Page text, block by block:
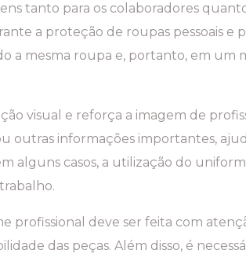
tanto para os colaboradores
a proteção de roupas pessoais e
a mesma roupa e, portanto, em um
visual e reforça a imagem de
outras informações importantes,
alguns casos, a utilização do
profissional deve ser feita com
das peças. Além disso, é